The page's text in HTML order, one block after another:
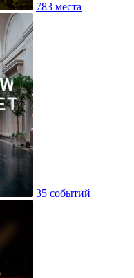
783 места
35 событий